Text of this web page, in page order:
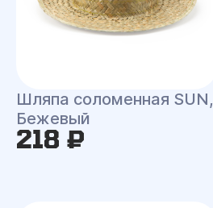
Шляпа соломенная SUN,
Бежевый
218 ₽